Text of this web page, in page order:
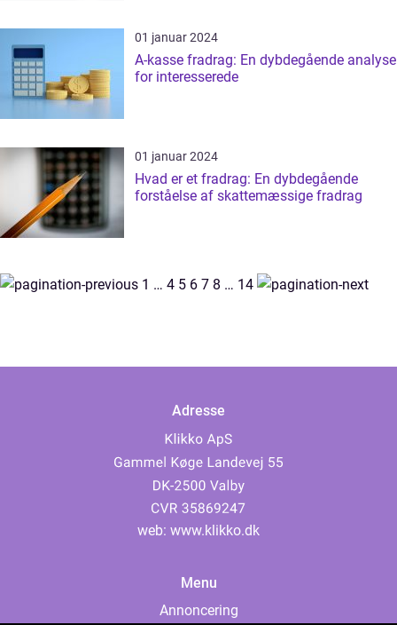
01 januar 2024
A-kasse fradrag: En dybdegående analyse
for interesserede
01 januar 2024
Hvad er et fradrag: En dybdegående
forståelse af skattemæssige fradrag
1 … 4 5 6 7 8 … 14
Adresse
web: www.klikko.dk
Menu
Annoncering